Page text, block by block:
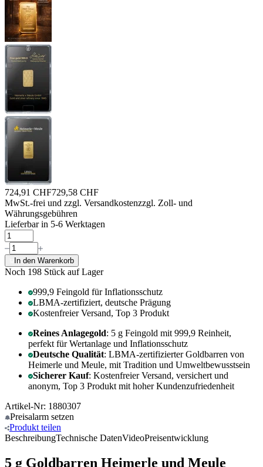
724,91 CHF729,58 CHF
MwSt.-frei und zzgl. Versandkostenzzgl. Zoll- und
Währungsgebühren
Lieferbar in 5-6 Werktagen
In den Warenkorb
Noch 198 Stück auf Lager
999,9 Feingold für Inflationsschutz
LBMA-zertifiziert, deutsche Prägung
Kostenfreier Versand, Top 3 Produkt
Reines Anlagegold: 5 g Feingold mit 999,9 Reinheit,
perfekt für Wertanlage und Inflationsschutz
Deutsche Qualität: LBMA-zertifizierter Goldbarren von
Heimerle und Meule, mit Tradition und Umweltbewusstsein
Sicherer Kauf: Kostenfreier Versand, versichert und
anonym, Top 3 Produkt mit hoher Kundenzufriedenheit
Artikel-Nr: 1880307
Preisalarm setzen
Produkt teilen
BeschreibungTechnische DatenVideoPreisentwicklung
5 g Goldbarren Heimerle und Meule